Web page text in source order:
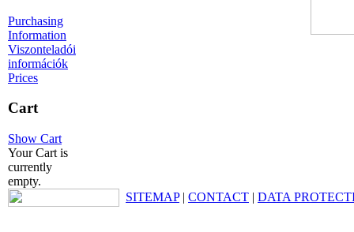
Purchasing
Information
Viszonteladói
információk
Prices
Cart
Show Cart
Your Cart is
currently
empty.
SITEMAP| CONTACT | DATA